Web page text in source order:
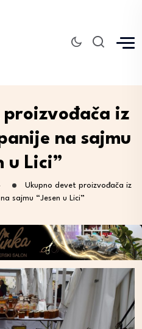
proizvođača iz
na sajmu
u Lici”
Ukupno devet proizvođača iz
sajmu “Jesen u Lici”